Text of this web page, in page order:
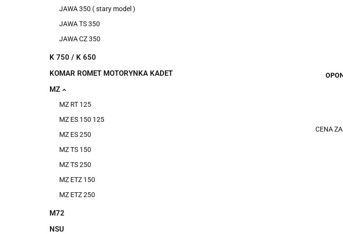
JAWA 350 ( stary model )
JAWA TS 350
JAWA CZ 350
K 750 / K 650
KOMAR ROMET MOTORYNKA KADET
MZ
MZ RT 125
MZ ES 150 125
MZ ES 250
MZ TS 150
MZ TS 250
MZ ETZ 150
MZ ETZ 250
M72
NSU
CENA